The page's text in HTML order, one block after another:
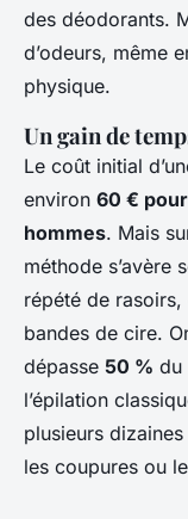
des déodorants.
d’odeurs, même
physique.
Un gain de
Le coût initial
environ 60 €
hommes. Mais
méthode s’avère
répété de
bandes de cire.
dépasse 50 % du
l’épilation
plusieurs
les coupures ou